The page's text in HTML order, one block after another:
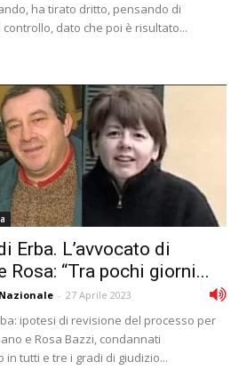
ha tirato dritto, pensando di
controllo, dato che poi è risultato...
Erba. L’avvocato di
Rosa: “Tra pochi giorni...
- 27 Aprile 2023
ipotesi di revisione del processo per
e Rosa Bazzi, condannati
in tutti e tre i gradi di giudizio...